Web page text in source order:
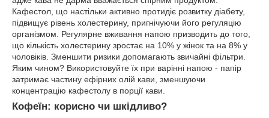
Кафестол, що настільки активно протидіє розвитку діабету,
підвищує рівень холестерину, пригнічуючи його регуляцію
організмом. Регулярне вживання напою призводить до того,
що кількість холестерину зростає на 10% у жінок та на 8% у
чоловіків. Зменшити ризики допомагають звичайні фільтри.
Яким чином? Використовуйте їх при варінні напою - папір
затримає частину ефірних олій кави, зменшуючи
концентрацію кафестолу в порції кави.
Кофеїн: корисно чи шкідливо?